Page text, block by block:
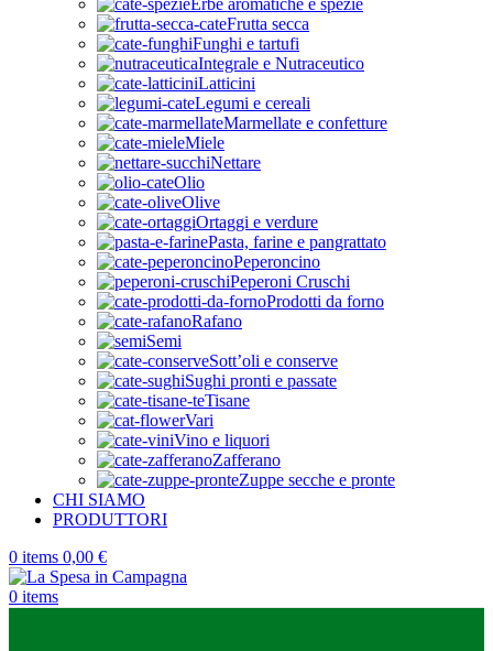
Erbe aromatiche e spezie
Frutta secca
Funghi e tartufi
Integrale e Nutraceutico
Latticini
Legumi e cereali
Marmellate e confetture
Miele
Nettare
Olio
Olive
Ortaggi e verdure
Pasta, farine e pangrattato
Peperoncino
Peperoni Cruschi
Prodotti da forno
Rafano
Semi
Sott’oli e conserve
Sughi pronti e passate
Tisane
Vari
Vino e liquori
Zafferano
Zuppe secche e pronte
CHI SIAMO
PRODUTTORI
0 items 0,00 €
0 items